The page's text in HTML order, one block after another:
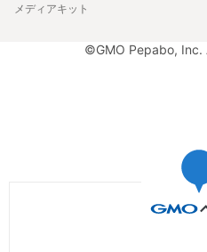
メディアキット
©GMO Pepabo, Inc.